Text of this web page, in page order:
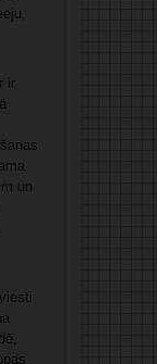
ir
un